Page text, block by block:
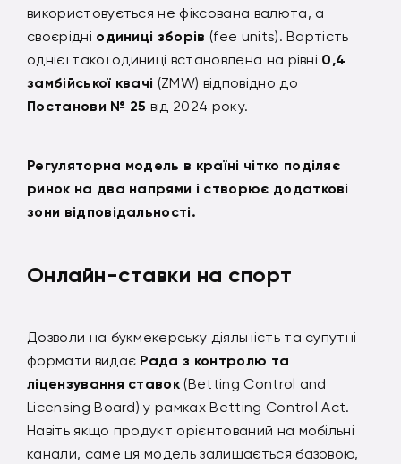
використовується не фіксована валюта, а
своєрідні одиниці зборів (fee units). Вартість
однієї такої одиниці встановлена ​​на рівні 0,4
замбійської квачі (ZMW) відповідно до
Постанови № 25 від 2024 року.
Регуляторна модель в країні чітко поділяє
ринок на два напрями і створює додаткові
зони відповідальності.
Онлайн-ставки на спорт
Дозволи на букмекерську діяльність та супутні
формати видає Рада з контролю та
ліцензування ставок (Betting Control and
Licensing Board) у рамках Betting Control Act.
Навіть якщо продукт орієнтований на мобільні
канали, саме ця модель залишається базовою,